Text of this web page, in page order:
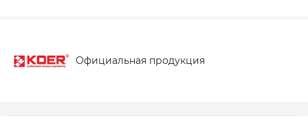
Официальная продукция